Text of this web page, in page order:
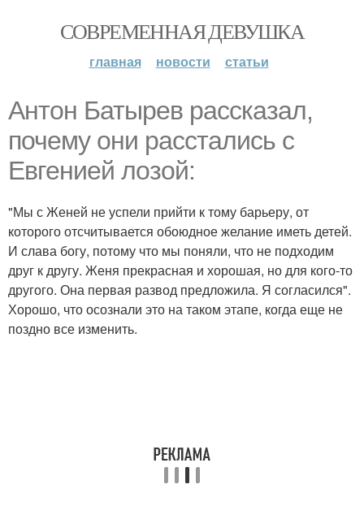
СОВРЕМЕННАЯ ДЕВУШКА
главная новости статьи
Антон Батырев рассказал,
почему они расстались с
Евгенией лозой:
"Мы с Женей не успели прийти к тому барьеру, от
которого отсчитывается обоюдное желание иметь детей.
И слава богу, потому что мы поняли, что не подходим
друг к другу. Женя прекрасная и хорошая, но для кого-то
другого. Она первая развод предложила. Я согласился".
Хорошо, что осознали это на таком этапе, когда еще не
поздно все изменить.